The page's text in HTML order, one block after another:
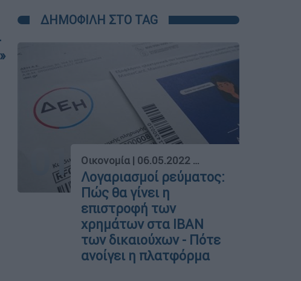
ΔΗΜΟΦΙΛΗ ΣΤΟ TAG
01 Οικονομία | 06.05.2022 10:52
Λογαριασμοί ρεύματος:
Πώς θα γίνει η
επιστροφή των
χρημάτων στα IBAN
των δικαιούχων - Πότε
ανοίγει η πλατφόρμα